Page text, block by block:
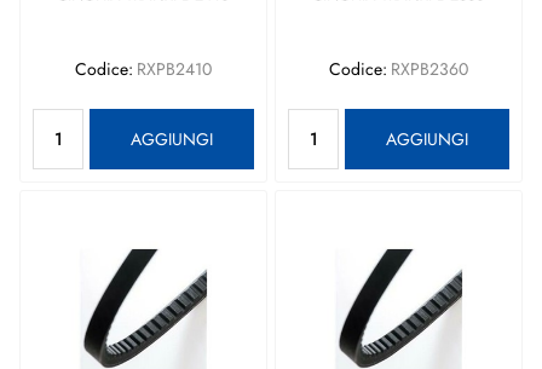
Codice: RXPB2410
AGGIUNGI
Codice: RXPB2360
AGGIUNGI